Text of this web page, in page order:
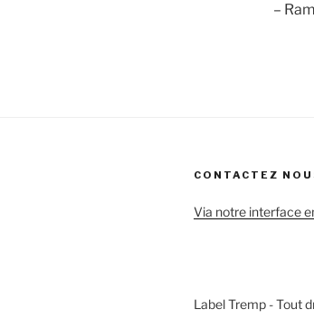
–
CONTACTEZ
Via notre interface
Label Tremp - Tout